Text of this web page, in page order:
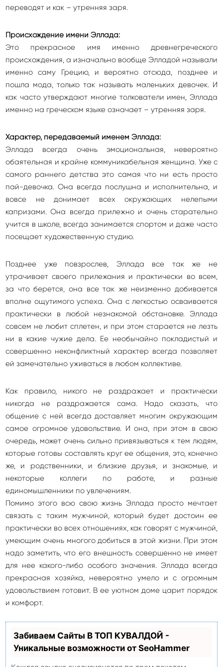
переводят и как – утренняя заря.
Происхождение имени Эллада:
Это прекрасное имя именно древнегреческого
происхождения, а изначально вообще Элладой называли
именно саму Грецию, и вероятно отсюда, позднее и
пошла мода, только так называть маленьких девочек. И
как часто утверждают многие толкователи имен, Эллада
именно на греческом языке означает – утренняя заря.
Характер, передаваемый именем Эллада:
Эллада всегда очень эмоциональная, невероятно
обаятельная и крайне коммуникабельная женщина. Уже с
самого раннего детства это самая что ни есть просто
пай-девочка. Она всегда послушна и исполнительна, и
вовсе не донимает всех окружающих нелепыми
капризами. Она всегда прилежно и очень старательно
учится в школе, всегда занимается спортом и даже часто
посещает художественную студию.
Позднее уже повзрослев, Эллада все так же не
утрачивает своего прилежания и практически во всем,
за что берется, она все так же неизменно добивается
вполне ощутимого успеха. Она с легкостью осваивается
практически в любой незнакомой обстановке. Эллада
совсем не любит сплетен, и при этом старается не лезть
ни в какие чужие дела. Ее необычайно покладистый и
совершенно неконфликтный характер всегда позволяет
ей замечательно уживаться в любом коллективе.
Как правило, никого не раздражает и практически
никогда не раздражается сама. Надо сказать, что
общение с ней всегда доставляет многим окружающим
самое огромное удовольствие. И она, при этом в свою
очередь, может очень сильно привязываться к тем людям,
которые готовы составлять круг ее общения, это, конечно
же, и родственники, и близкие друзья, и знакомые, и
некоторые коллеги по работе, и разные
единомышленники по увлечениям.
Помимо этого всю свою жизнь Эллада просто мечтает
связать с таким мужчиной, который будет достоин ее
практически во всех отношениях, как говорят с мужчиной,
умеющим очень многого добиться в этой жизни. При этом
надо заметить, что его внешность совершенно не имеет
для нее какого-либо особого значения. Эллада всегда
прекрасная хозяйка, невероятно умело и с огромным
удовольствием готовит. В ее уютном доме царит порядок
и комфорт.
Забиваем Сайты В ТОП КУВАЛДОЙ -
Уникальные возможности от SeoHammer